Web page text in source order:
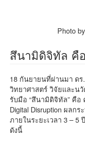
Photo
สึนามิดิจิทัล คื
18 กันยายนที่ผ่านมา ด
วิทยาศาสตร์ วิจัยและน
รับมือ “สึนามิดิจิทัล” คื
Digital Disruption ผลก
ภายในระยะเวลา 3 –
ดังนี้